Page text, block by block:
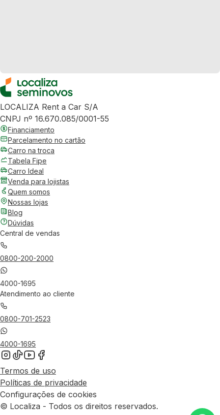
LOCALIZA Rent a Car S/A
CNPJ nº 16.670.085/0001-55
Financiamento
Parcelamento no cartão
Carro na troca
Tabela Fipe
Carro Ideal
Venda para lojistas
Quem somos
Nossas lojas
Blog
Dúvidas
Central de vendas
0800-200-2000
4000-1695
Atendimento ao cliente
0800-701-2523
4000-1695
Termos de uso
Políticas de privacidade
Configurações de cookies
© Localiza - Todos os direitos reservados.